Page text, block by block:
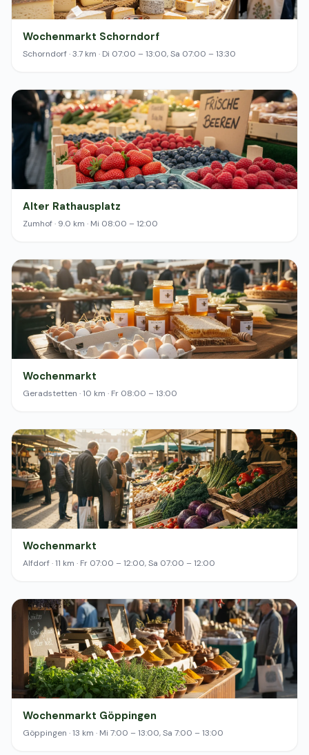
Wochenmarkt Schorndorf
Schorndorf · 3.7 km · Di 07:00 – 13:00, Sa 07:00 – 13:30
Alter Rathausplatz
Zumhof · 9.0 km · Mi 08:00 – 12:00
Wochenmarkt
Geradstetten · 10 km · Fr 08:00 – 13:00
Wochenmarkt
Alfdorf · 11 km · Fr 07:00 – 12:00, Sa 07:00 – 12:00
Wochenmarkt Göppingen
Göppingen · 13 km · Mi 7:00 – 13:00, Sa 7:00 – 13:00